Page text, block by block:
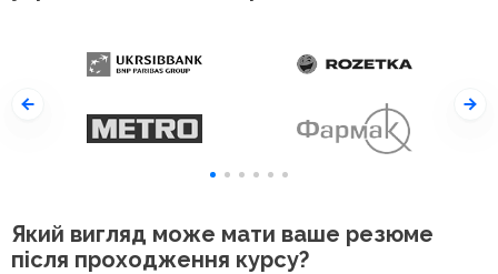
Який вигляд може мати ваше резюме
після проходження курсу?